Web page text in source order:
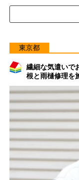
東京都
繊細な気遣いで
根と雨樋修理を